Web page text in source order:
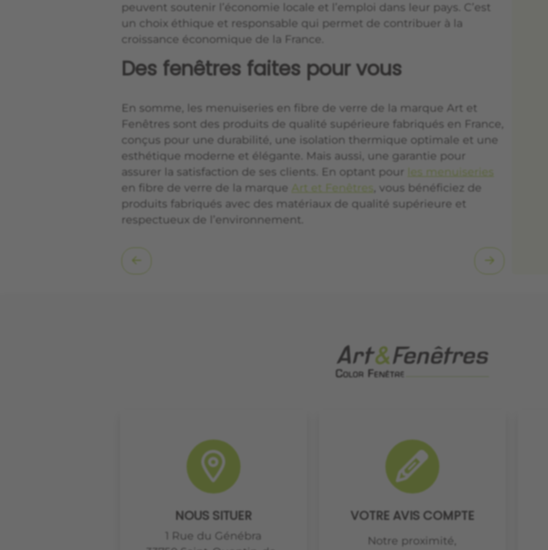
peuvent soutenir l’économie locale et l’emploi dans leur pays. C’est
un choix éthique et responsable qui permet de contribuer à la
croissance économique de la France.
Des fenêtres faites pour vous
En somme, les menuiseries en fibre de verre de la marque Art et
Fenêtres sont des produits de qualité supérieure fabriqués en France,
conçus pour une durabilité, une isolation thermique optimale et une
esthétique moderne et élégante. Mais aussi, une garantie pour
assurer la satisfaction de ses clients. E n optant pour
les menuiseries
en fibre de verre de la marque Art et Fenêtres , vous bénéficiez de
produits fabriqués avec des matériaux de qualité supérieure et
respectueux de l’environnement.
NOUS SITUER
1 Rue du Génébra
VOTRE AVIS COMPTE
Notre proximité,